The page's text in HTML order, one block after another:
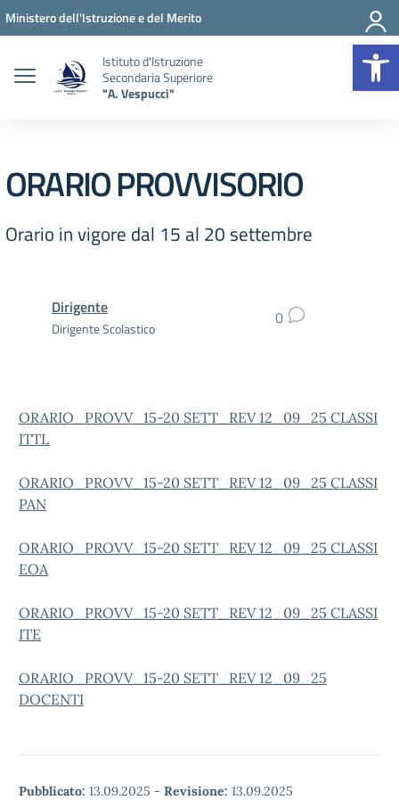
Vai ai contenuti
Vai al menu di navigazione
Vai al footer
Ministero dell'Istruzione e del Merito
Istituto d'Istruzione
Secondaria Superiore
"A. Vespucci"
ORARIO PROVVISORIO
Orario in vigore dal 15 al 20 settembre
Dirigente
Dirigente Scolastico 0
ORARIO_PROVV_15-20 SETT_REV 12_09_25 CLASSI
ITTL
ORARIO_PROVV_15-20 SETT_REV 12_09_25 CLASSI
PAN
ORARIO_PROVV_15-20 SETT_REV 12_09_25 CLASSI
EOA
ORARIO_PROVV_15-20 SETT_REV 12_09_25 CLASSI
ITE
ORARIO_PROVV_15-20 SETT_REV 12_09_25
DOCENTI
Pubblicato: 13.09.2025 - Revisione: 13.09.2025